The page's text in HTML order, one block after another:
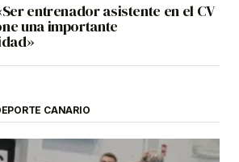
entrenador asistente en el CV
una importante
CANARIO